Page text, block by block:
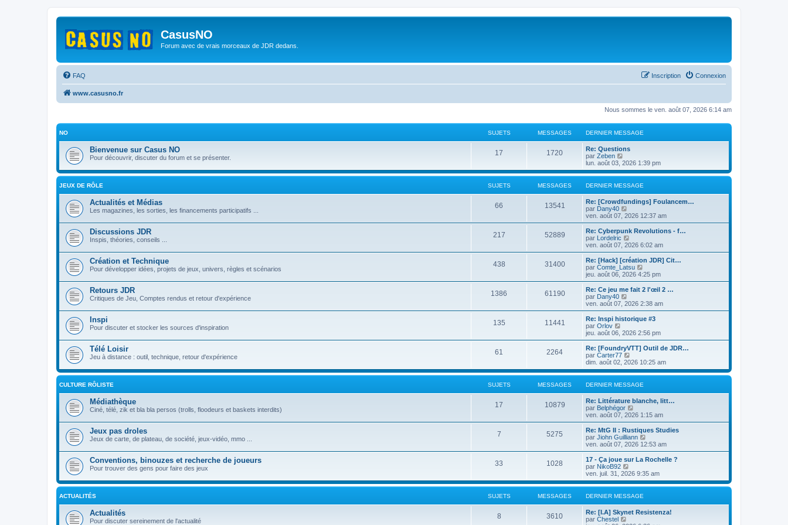
CasusNO
Forum avec de vrais morceaux de JDR dedans.
FAQ Connexion
Inscription
www.casusno.fr
Nous sommes le ven. août 07, 2026 6:14 am
NO SUJETS MESSAGES DERNIER MESSAGE
Bienvenue sur Casus NO
Pour découvrir, discuter du forum et se présenter.
17 1720
Re: Questions
par Zeben
o
n
s
u
e
r
l
e
d
e
r
n
i
e
r
m
e
s
s
a
g
lun. août 03, 2026 1:39 pm
JEUX DE RÔLE SUJETS MESSAGES DERNIER MESSAGE
Actualités et Médias
Les magazines, les sorties, les financements participatifs ...
66 13541
Re: [Crowdfundings] Foulancem…
par Dany40
o
n
s
u
l
e
r
l
e
e
n
i
e
m
e
s
s
a
g
e
ven. août 07, 2026 12:37 am
Discussions JDR
Inspis, théories, conseils ...
217 52889
Re: Cyberpunk Revolutions - f…
par Lordelric
o
n
s
u
l
e
r
l
e
e
n
i
e
m
e
s
s
a
g
e
ven. août 07, 2026 6:02 am
Création et Technique
Pour développer idées, projets de jeux, univers, règles et scénarios
438 31400
Re: [Hack] [création JDR] Cit…
par Comte_Latsu
o
n
s
l
r
l
e
e
n
i
r
m
e
s
a
g
e
jeu. août 06, 2026 4:25 pm
Retours JDR
Critiques de Jeu, Comptes rendus et retour d'expérience
1386 61190
Re: Ce jeu me fait 2 l'œil 2 …
par Dany40
o
n
s
l
e
r
l
e
d
r
n
i
e
r
m
e
s
s
a
g
e
ven. août 07, 2026 2:38 am
Inspi
Pour discuter et stocker les sources d'inspiration
135 11441
Re: Inspi historique #3
par Orlov
o
n
s
u
t
e
r
l
e
d
e
r
n
e
r
m
e
s
s
a
g
e
jeu. août 06, 2026 2:56 pm
Télé Loisir
Jeu à distance : outil, technique, retour d'expérience
61 2264
Re: [FoundryVTT] Outil de JDR…
par Carter77
o
n
s
u
e
r
l
e
d
e
r
n
i
r
m
e
s
a
g
e
dim. août 02, 2026 10:25 am
CULTURE RÔLISTE SUJETS MESSAGES DERNIER MESSAGE
Médiathèque
Ciné, télé, zik et bla bla persos (trolls, floodeurs et baskets interdits)
17 10879
Re: Littérature blanche, litt…
par Belphégor
o
n
s
u
l
e
r
l
e
d
r
n
ven. août 07, 2026 1:15 am
Jeux pas droles
Jeux de carte, de plateau, de société, jeux-vidéo, mmo ...
7 5275
Re: MtG II : Rustiques Studies
par Jiohn Guilliann
o
n
s
l
e
e
d
ven. août 07, 2026 12:53 am
Conventions, binouzes et recherche de joueurs
Pour trouver des gens pour faire des jeux
33 1028
17 - Ça joue sur La Rochelle ?
par NikoB92
o
n
s
u
e
ven. juil. 31, 2026 9:35 am
ACTUALITÉS SUJETS MESSAGES DERNIER MESSAGE
Actualités
Pour discuter sereinement de l'actualité
8 3610
Re: [I.A] Skynet Resistenza!
par Chestel